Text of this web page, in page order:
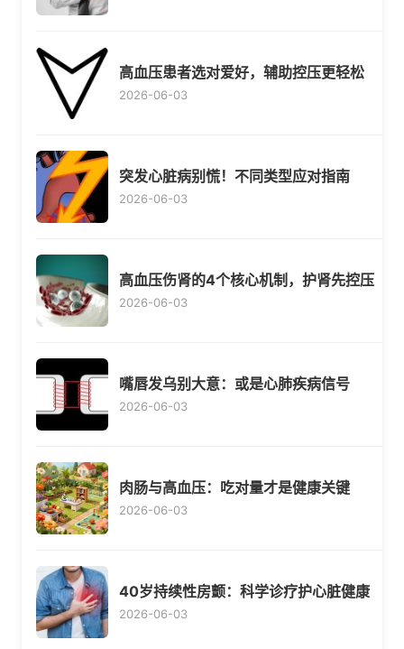
高血压患者选对爱好，辅助控压更轻松
2026-06-03
突发心脏病别慌！不同类型应对指南
2026-06-03
高血压伤肾的4个核心机制，护肾先控压
2026-06-03
嘴唇发乌别大意：或是心肺疾病信号
2026-06-03
肉肠与高血压：吃对量才是健康关键
2026-06-03
40岁持续性房颤：科学诊疗护心脏健康
2026-06-03